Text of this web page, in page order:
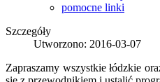
pomocne linki
Szczegóły
Utworzono: 2016-03-07
Zapraszamy wszystkie łódzkie